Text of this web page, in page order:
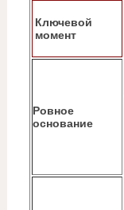
Ключевой
момент
Ровное
основание